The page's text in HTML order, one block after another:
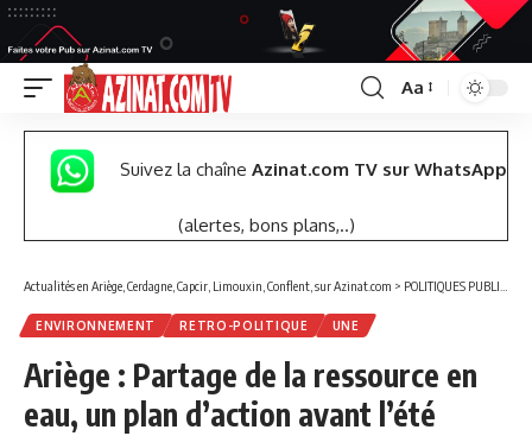
Font
Resizer
Aa
Suivez la chaîne Azinat.com TV sur WhatsApp
(alertes, bons plans,..)
Actualités en Ariège, Cerdagne, Capcir, Limouxin, Conflent, sur Azinat.com > POLITIQUES PUBLIQUES
ENVIRONNEMENT RETRO-POLITIQUE UNE
Ariège : Partage de la ressource en
eau, un plan d’action avant l’été